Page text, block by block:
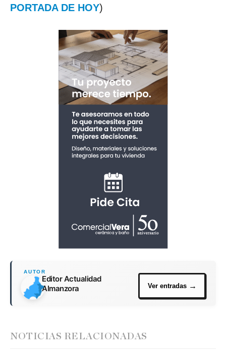
PORTADA DE HOY)
Editor Actualidad
Almanzora
NOTICIAS RELACIONADAS